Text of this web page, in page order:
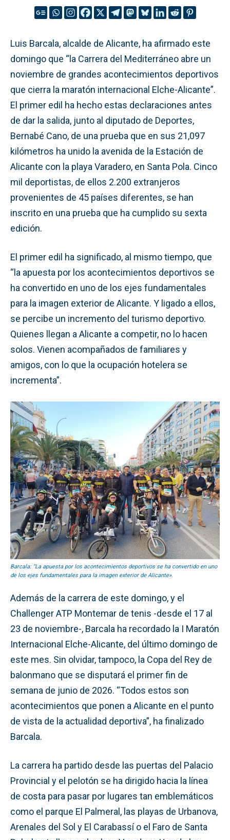
Luis Barcala, alcalde de Alicante, ha afirmado este
domingo que “la Carrera del Mediterráneo abre un
noviembre de grandes acontecimientos deportivos
que cierra la maratón internacional Elche-Alicante”.
El primer edil ha hecho estas declaraciones antes
de dar la salida, junto al diputado de Deportes,
Bernabé Cano, de una prueba que en sus 21,097
kilómetros ha unido la avenida de la Estación de
Alicante con la playa Varadero, en Santa Pola. Cinco
mil deportistas, de ellos 2.200 extranjeros
provenientes de 45 países diferentes, se han
inscrito en una prueba que ha cumplido su sexta
edición.
El primer edil ha significado, al mismo tiempo, que
“la apuesta por los acontecimientos deportivos se
ha convertido en uno de los ejes fundamentales
para la imagen exterior de Alicante. Y ligado a ellos,
se percibe un incremento del turismo deportivo.
Quienes llegan a Alicante a competir, no lo hacen
solos. Vienen acompañados de familiares y
amigos, con lo que la ocupación hotelera se
incrementa”.
Barcala: “La apuesta por los acontecimientos deportivos se ha convertido en uno
de los ejes fundamentales para la imagen exterior de Alicante».
Además de la carrera de este domingo, y el
Challenger ATP Montemar de tenis -desde el 17 al
23 de noviembre-, Barcala ha recordado la I Maratón
Internacional Elche-Alicante, del último domingo de
este mes. Sin olvidar, tampoco, la Copa del Rey de
balonmano que se disputará el primer fin de
semana de junio de 2026. “Todos estos son
acontecimientos que ponen a Alicante en el punto
de vista de la actualidad deportiva”, ha finalizado
Barcala.
La carrera ha partido desde las puertas del Palacio
Provincial y el pelotón se ha dirigido hacia la línea
de costa para pasar por lugares tan emblemáticos
como el parque El Palmeral, las playas de Urbanova,
Arenales del Sol y El Carabassí o el Faro de Santa